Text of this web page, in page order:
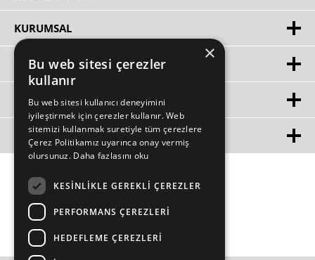
KURUMSAL
HIZLI ERIŞIM
ÜYE
MÜŞTERİ HİZMETLERİ
×
Bu web sitesi çerezler
kullanır
Bu web sitesi kullanıcı deneyimini
iyileştirmek için çerezler kullanır. Web
sitemizi kullanmak suretiyle tüm çerezlere
Çerez Politikamız uyarınca onay vermiş
olursunuz. Daha fazlasını oku
KESINLIKLE GEREKLI ÇEREZLER
PERFORMANS ÇEREZLERI
HEDEFLEME ÇEREZLERI